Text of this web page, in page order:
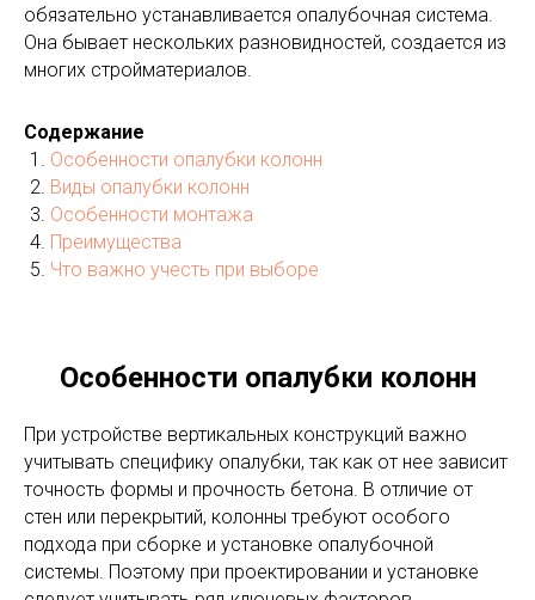
обязательно устанавливается опалубочная система.
Она бывает нескольких разновидностей, создается из
многих стройматериалов.
Содержание
Особенности опалубки колонн
Виды опалубки колонн
Особенности монтажа
Преимущества
Что важно учесть при выборе
Особенности опалубки колонн
При устройстве вертикальных конструкций важно
учитывать специфику опалубки, так как от нее зависит
точность формы и прочность бетона. В отличие от
стен или перекрытий, колонны требуют особого
подхода при сборке и установке опалубочной
системы. Поэтому при проектировании и установке